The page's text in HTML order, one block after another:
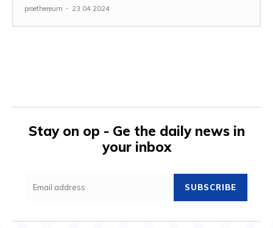
proethereum - 23.04.2024
Stay on op - Ge the daily news in
your inbox
SUBSCRIBE